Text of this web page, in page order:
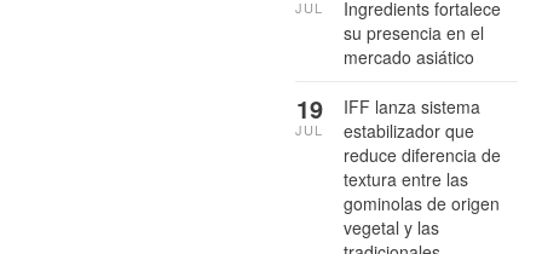
Ingredients fortalece
su presencia en el
mercado asiático
JUL
IFF lanza sistema
estabilizador que
reduce diferencia de
textura entre las
gominolas de origen
vegetal y las
19
JUL